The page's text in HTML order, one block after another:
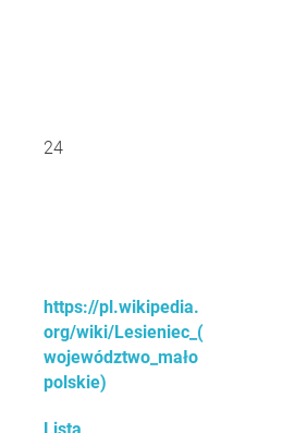
24
https://pl.wikipedia.
org/wiki/Lesieniec_(
województwo_mało
polskie)